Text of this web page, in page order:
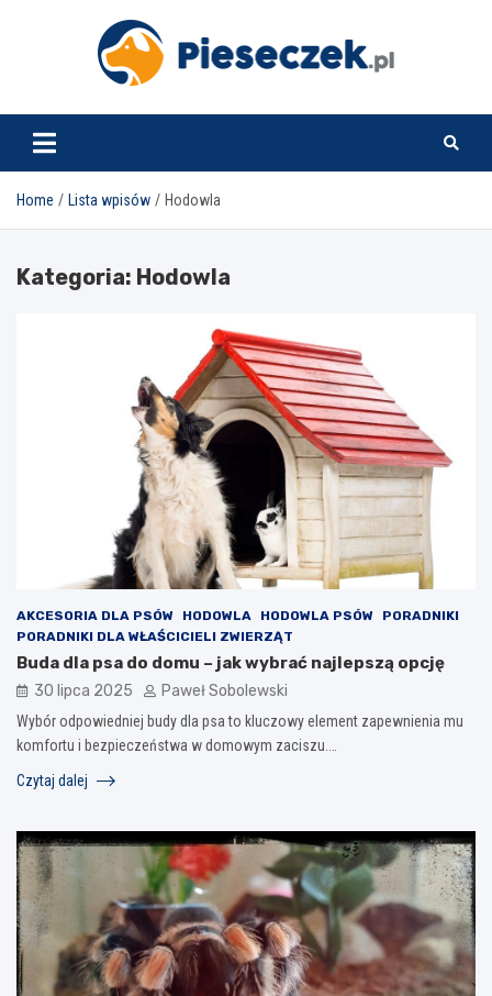
pieseczek.pl
Home Lista wpisów Hodowla
Kategoria: Hodowla
AKCESORIA DLA PSÓW HODOWLA HODOWLA PSÓW
PORADNIKI
PORADNIKI DLA WŁAŚCICIELI ZWIERZĄT
Buda dla psa do domu – jak wybrać najlepszą opcję
30 lipca 2025 Paweł Sobolewski
Wybór odpowiedniej budy dla psa to kluczowy element zapewnienia mu
komfortu i bezpieczeństwa w domowym zaciszu.…
Czytaj dalej